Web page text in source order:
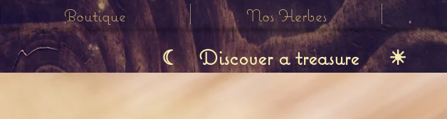
Boutique Nos Herbes
☾ Discover a treasure ☀